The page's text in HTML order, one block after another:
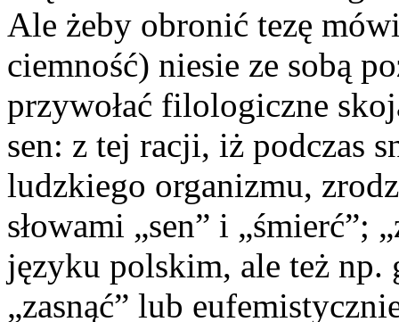
Ale żeby obronić tezę
ciemność) niesie ze sobą
przywołać filologiczne
sen: z tej racji, iż podczas
ludzkiego organizmu,
słowami „sen” i „śmierć”;
języku polskim, ale też np.
„zasnąć” lub